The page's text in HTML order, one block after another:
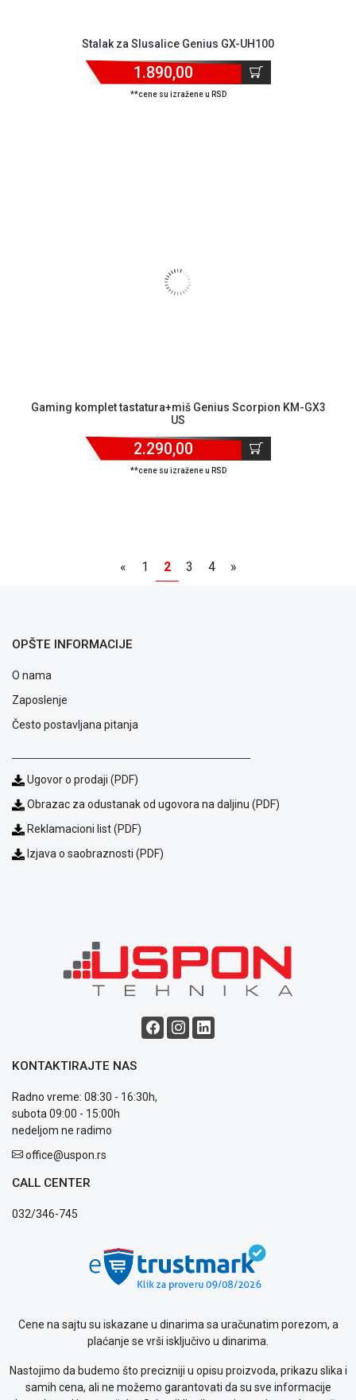
Stalak za Slusalice Genius GX-UH100
1.890,00
**cene su izražene u RSD
Gaming komplet tastatura+miš Genius Scorpion KM-GX3
US
2.290,00
**cene su izražene u RSD
« 1 2 3 4 »
OPŠTE INFORMACIJE
O nama
Zaposlenje
Često postavljana pitanja
Ugovor o prodaji (PDF)
Obrazac za odustanak od ugovora na daljinu (PDF)
Reklamacioni list (PDF)
Izjava o saobraznosti (PDF)
KONTAKTIRAJTE NAS
Radno vreme: 08:30 - 16:30h,
subota 09:00 - 15:00h
nedeljom ne radimo
office@uspon.rs
CALL CENTER
032/346-745
Cene na sajtu su iskazane u dinarima sa uračunatim porezom, a
plaćanje se vrši isključivo u dinarima.
Nastojimo da budemo što precizniji u opisu proizvoda, prikazu slika i
samih cena, ali ne možemo garantovati da su sve informacije